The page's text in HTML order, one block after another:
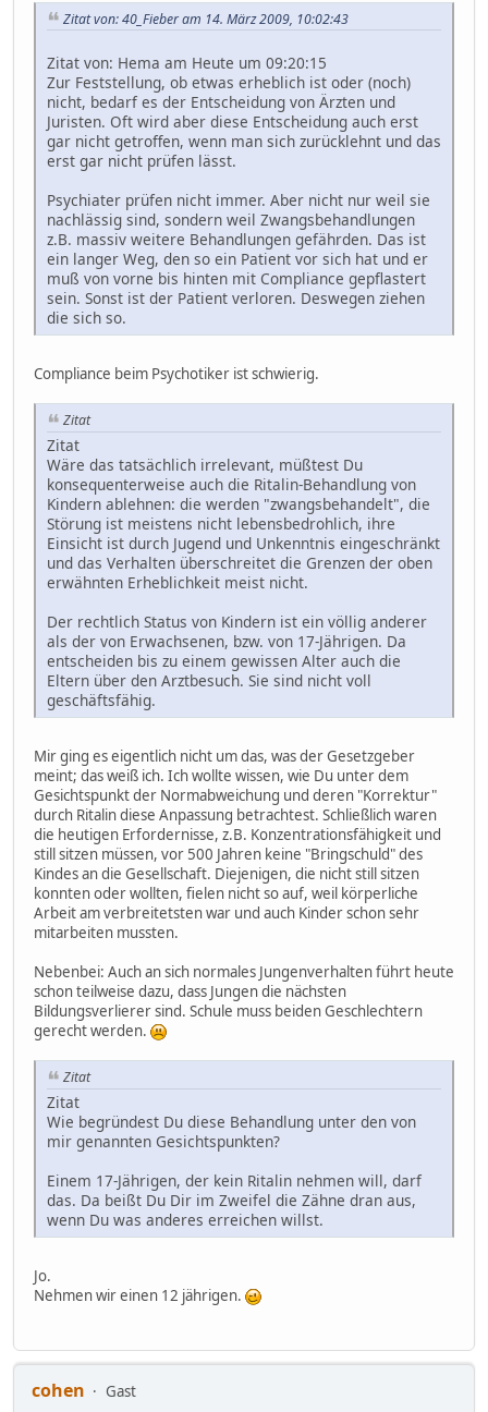
Zitat von: 40_Fieber am 14. März 2009, 10:02:43
Zitat von: Hema am Heute um 09:20:15
Zur Feststellung, ob etwas erheblich ist oder (noch)
nicht, bedarf es der Entscheidung von Ärzten und
Juristen. Oft wird aber diese Entscheidung auch erst
gar nicht getroffen, wenn man sich zurücklehnt und das
erst gar nicht prüfen lässt.
Psychiater prüfen nicht immer. Aber nicht nur weil sie
nachlässig sind, sondern weil Zwangsbehandlungen
z.B. massiv weitere Behandlungen gefährden. Das ist
ein langer Weg, den so ein Patient vor sich hat und er
muß von vorne bis hinten mit Compliance gepflastert
sein. Sonst ist der Patient verloren. Deswegen ziehen
die sich so.
Compliance beim Psychotiker ist schwierig.
Zitat
Zitat
Wäre das tatsächlich irrelevant, müßtest Du
konsequenterweise auch die Ritalin-Behandlung von
Kindern ablehnen: die werden "zwangsbehandelt", die
Störung ist meistens nicht lebensbedrohlich, ihre
Einsicht ist durch Jugend und Unkenntnis eingeschränkt
und das Verhalten überschreitet die Grenzen der oben
erwähnten Erheblichkeit meist nicht.
Der rechtlich Status von Kindern ist ein völlig anderer
als der von Erwachsenen, bzw. von 17-Jährigen. Da
entscheiden bis zu einem gewissen Alter auch die
Eltern über den Arztbesuch. Sie sind nicht voll
geschäftsfähig.
Mir ging es eigentlich nicht um das, was der Gesetzgeber
meint; das weiß ich. Ich wollte wissen, wie Du unter dem
Gesichtspunkt der Normabweichung und deren "Korrektur"
durch Ritalin diese Anpassung betrachtest. Schließlich waren
die heutigen Erfordernisse, z.B. Konzentrationsfähigkeit und
still sitzen müssen, vor 500 Jahren keine "Bringschuld" des
Kindes an die Gesellschaft. Diejenigen, die nicht still sitzen
konnten oder wollten, fielen nicht so auf, weil körperliche
Arbeit am verbreitetsten war und auch Kinder schon sehr
mitarbeiten mussten.
Nebenbei: Auch an sich normales Jungenverhalten führt heute
schon teilweise dazu, dass Jungen die nächsten
Bildungsverlierer sind. Schule muss beiden Geschlechtern
gerecht werden.
Zitat
Zitat
Wie begründest Du diese Behandlung unter den von
mir genannten Gesichtspunkten?
Einem 17-Jährigen, der kein Ritalin nehmen will, darf
das. Da beißt Du Dir im Zweifel die Zähne dran aus,
wenn Du was anderes erreichen willst.
Jo.
Nehmen wir einen 12 jährigen.
cohen
Gast